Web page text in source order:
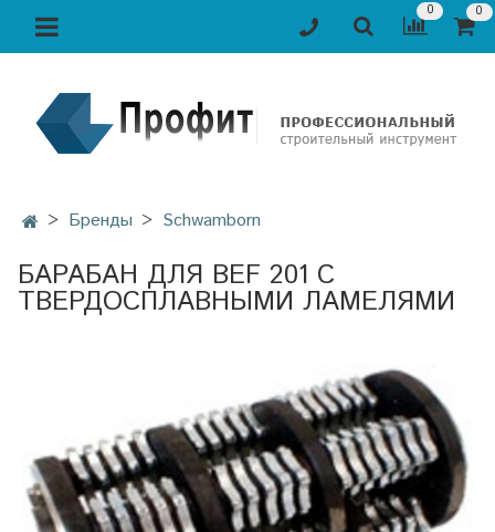
0 0
Бренды Schwamborn
БАРАБАН ДЛЯ BEF 201 С
ТВЕРДОСПЛАВНЫМИ ЛАМЕЛЯМИ